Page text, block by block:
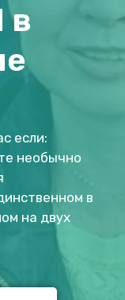
в
если:
необычно
в
на двух